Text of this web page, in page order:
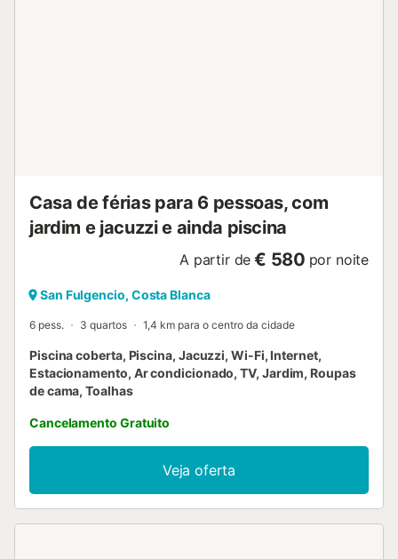
Casa de férias para 6 pessoas, com
jardim e jacuzzi e ainda piscina
A partir de € 580 por noite
San Fulgencio, Costa Blanca
6 pess. 3 quartos 1,4 km para o centro da cidade
Piscina coberta, Piscina, Jacuzzi, Wi-Fi, Internet,
Estacionamento, Ar condicionado, TV, Jardim, Roupas
de cama, Toalhas
Cancelamento Gratuito
Veja oferta